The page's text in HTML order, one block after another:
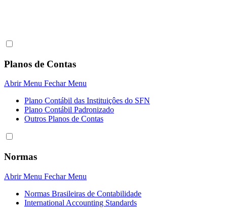
Planos de Contas
Abrir Menu Fechar Menu
Plano Contábil das Instituiçôes do SFN
Plano Contábil Padronizado
Outros Planos de Contas
Normas
Abrir Menu Fechar Menu
Normas Brasileiras de Contabilidade
International Accounting Standards